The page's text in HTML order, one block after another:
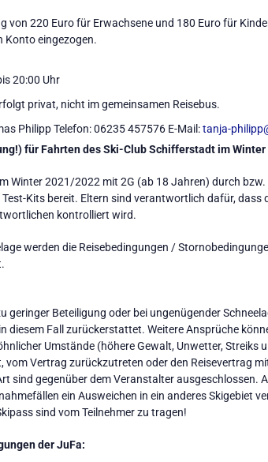
von 220 Euro für Erwachsene und 180 Euro für
Konto eingezogen.
20:00 Uhr
privat, nicht im gemeinsamen Reisebus.
Philipp Telefon: 06235 457576 E-Mail:tanja-
für Fahrten des Ski-Club Schifferstadt im
Winter 2021/2022 mit 2G (ab 18 Jahren) durch
Kits bereit. Eltern sind verantwortlich dafür,
kontrolliert wird.
werden die Reisebedingungen /
geringer Beteiligung oder bei ungenügender
diesem Fall zurückerstattet. Weitere Ansprüche
Umstände (höhere Gewalt, Unwetter, Streiks
vom Vertrag zurückzutreten oder den Reisevertrag
sind gegenüber dem Veranstalter ausgeschlossen.
ein Ausweichen in ein anderes Skigebiet
sind vom Teilnehmer zu tragen!
der JuFa: